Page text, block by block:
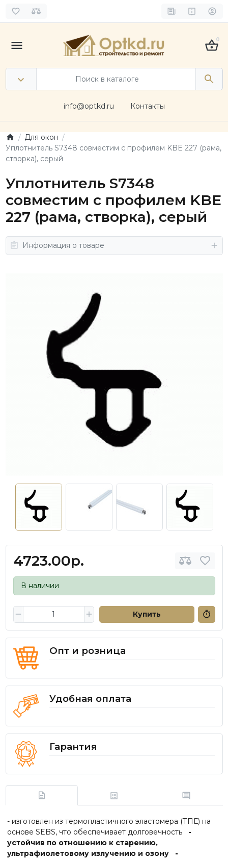
0
info@optkd.ru Контакты
Для окон
Уплотнитель S7348 совместим с профилем KBE 227 (рама,
створка), серый
Уплотнитель S7348
совместим с профилем KBE
227 (рама, створка), серый
Информация о товаре
4723.00р.
В наличии
Купить
Опт и розница
Удобная оплата
Гарантия
- изготовлен из термопластичного эластомера (ТПЕ) на
основе SEBS, что обеспечивает долговечность -
устойчив по отношению к старению,
ультрафиолетовому излучению и озону -